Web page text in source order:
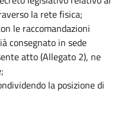
la rete fisica;
le raccomandazioni
consegnato in sede
atto (Allegato 2), ne
la posizione di